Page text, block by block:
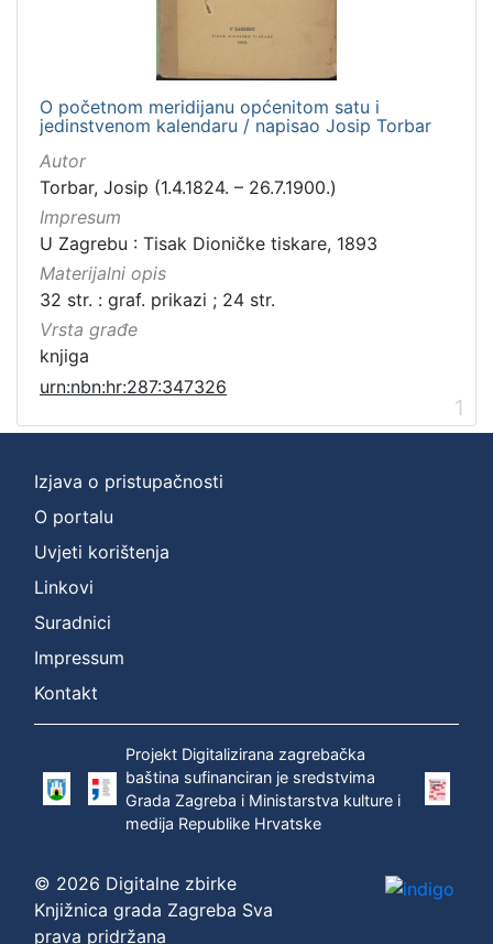
O početnom meridijanu općenitom satu i
jedinstvenom kalendaru / napisao Josip Torbar
Autor
Torbar, Josip (1.4.1824. – 26.7.1900.)
Impresum
U Zagrebu : Tisak Dioničke tiskare, 1893
Materijalni opis
32 str. : graf. prikazi ; 24 str.
Vrsta građe
knjiga
urn:nbn:hr:287:347326
1
Izjava o pristupačnosti
O portalu
Uvjeti korištenja
Linkovi
Suradnici
Impressum
Kontakt
Projekt Digitalizirana zagrebačka
baština sufinanciran je sredstvima
Grada Zagreba i Ministarstva kulture i
medija Republike Hrvatske
© 2026 Digitalne zbirke
Knjižnica grada Zagreba Sva
prava pridržana